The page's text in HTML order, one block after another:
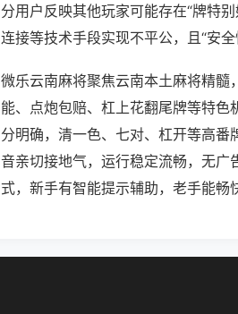
分用户反映其他玩家可能存在“牌特
连接等技术手段实现不平公，且“安全
微乐云南麻将聚焦云南本土麻将精
能、点炮包赔、杠上花翻尾牌等特
分明确，清一色、七对、杠开等高
音亲切接地气，运行稳定流畅，无
式，新手有智能提示辅助，老手能畅